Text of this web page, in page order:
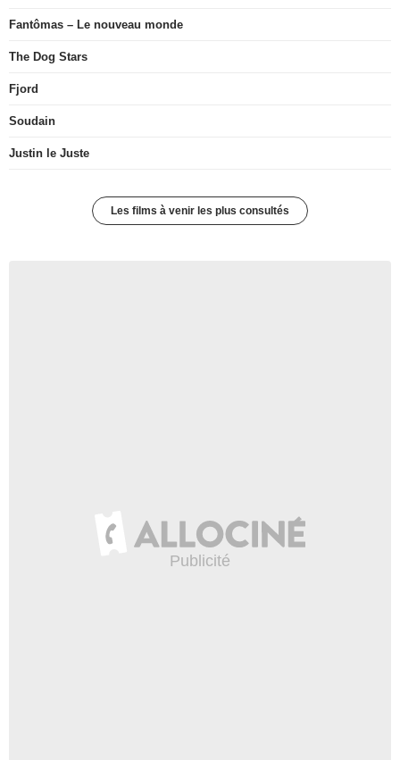
Fantômas – Le nouveau monde
The Dog Stars
Fjord
Soudain
Justin le Juste
Les films à venir les plus consultés